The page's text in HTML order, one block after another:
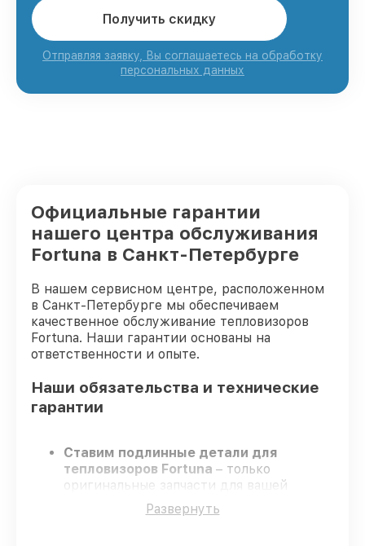
Получить скидку
Отправляя заявку, Вы соглашаетесь на обработку
персональных данных
Официальные гарантии
нашего центра обслуживания
Fortuna в Санкт-Петербурге
В нашем сервисном центре, расположенном
в Санкт-Петербурге мы обеспечиваем
качественное обслуживание тепловизоров
Fortuna. Наши гарантии основаны на
ответственности и опыте.
Наши обязательства и технические
гарантии
Ставим подлинные детали для
тепловизоров Fortuna – только
оригинальные запчасти для вашей
Сертифицированные инженеры
Развернуть